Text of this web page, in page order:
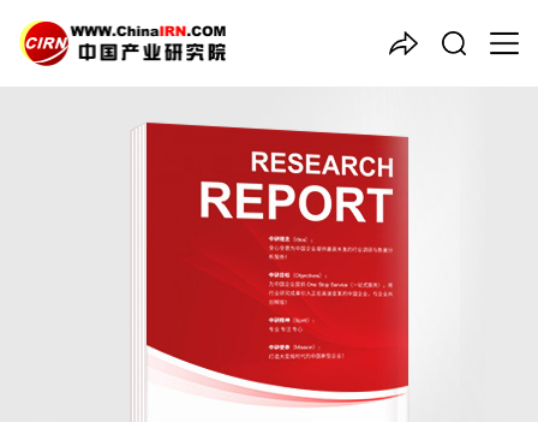
中国产业咨询领导者
2025-2030年中国
园区发展规划及招商引资咨询
报告
品质保障，一年免费更新维护
报告编号：1917118
出版日期：2025年4月
《2025-2030年中国罐头产业园区发展规划及招商引资咨询报
告》由中研普华罐头行业分析专家领衔撰写，主要分析了罐头行业
的市场规模、发展现状与投资前景，同时对罐头行业的未来发展做
出科学的趋势预测和专业的罐头行业数据分析，帮助客户评估罐头